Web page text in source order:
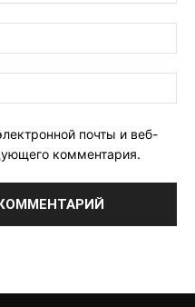
почты и веб-
комментария.